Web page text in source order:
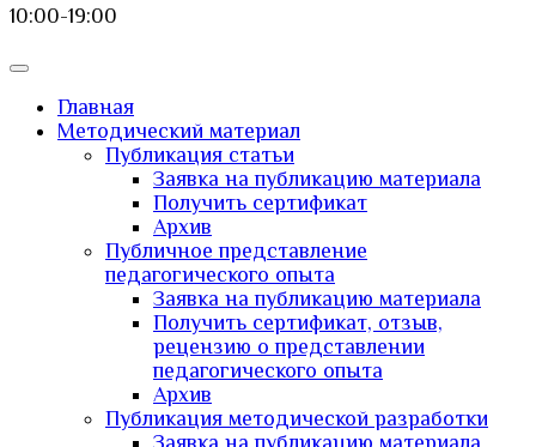
10:00-19:00
Главная
Методический материал
Публикация статьи
Заявка на публикацию материала
Получить сертификат
Архив
Публичное представление
педагогического опыта
Заявка на публикацию материала
Получить сертификат, отзыв,
рецензию о представлении
педагогического опыта
Архив
Публикация методической разработки
Заявка на публикацию материала